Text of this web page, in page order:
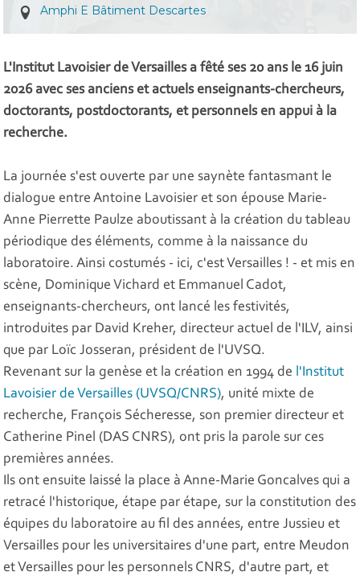
Amphi E Bâtiment Descartes
L'Institut Lavoisier de Versailles a fêté ses 20 ans le 16 juin
2026 avec ses anciens et actuels enseignants-chercheurs,
doctorants, postdoctorants, et personnels en appui à la
recherche.
La journée s'est ouverte par une saynète fantasmant le
dialogue entre Antoine Lavoisier et son épouse Marie-
Anne Pierrette Paulze aboutissant à la création du tableau
périodique des éléments, comme à la naissance du
laboratoire. Ainsi costumés - ici, c'est Versailles ! - et mis en
scène, Dominique Vichard et Emmanuel Cadot,
enseignants-chercheurs, ont lancé les festivités,
introduites par David Kreher, directeur actuel de l'ILV, ainsi
que par Loïc Josseran, président de l'UVSQ.
Revenant sur la genèse et la création en 1994 de l'Institut
Lavoisier de Versailles (UVSQ/CNRS), unité mixte de
recherche, François Sécheresse, son premier directeur et
Catherine Pinel (DAS CNRS), ont pris la parole sur ces
premières années.
Ils ont ensuite laissé la place à Anne-Marie Goncalves qui a
retracé l'historique, étape par étape, sur la constitution des
équipes du laboratoire au fil des années, entre Jussieu et
Versailles pour les universitaires d'une part, entre Meudon
et Versailles pour les personnels CNRS, d'autre part, et